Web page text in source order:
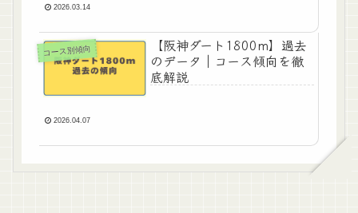
2026.03.14
コース別傾向
【阪神ダート1800m】過去
のデータ｜コース傾向を徹
底解説
2026.04.07